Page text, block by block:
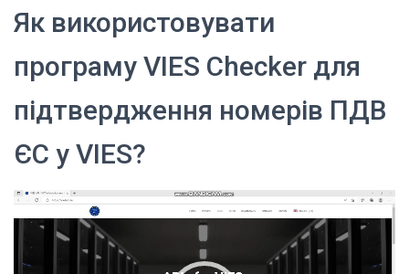
Як використовувати
програму VIES Checker для
підтвердження номерів ПДВ
ЄС у VIES?
Відеопрогравач